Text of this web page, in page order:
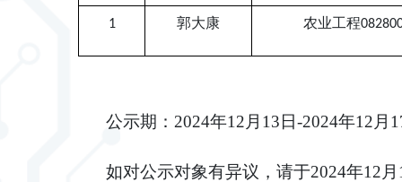
1 郭大康 农业工程
公示期： 2024年12 月 13 日-2024年12 月
如对公示对象有异议，请于2024年12 月